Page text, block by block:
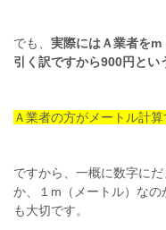
でも、 実際にはＡ業者をm
引く訳ですから900円とい
Ａ業者の方がメートル計
ですから、一概に数字に
か、１m（メートル）なの
も大切です。